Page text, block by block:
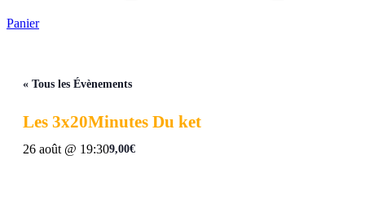
Panier
« Tous les Évènements
Les 3x20Minutes Du ket
26 août @ 19:309,00€